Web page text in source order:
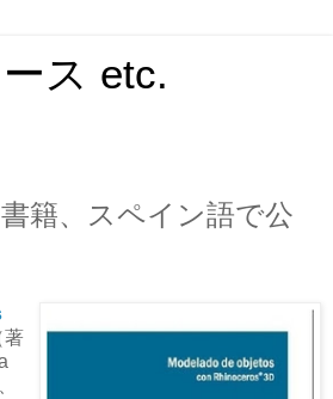
ス etc.
籍、スペイン語で公
著